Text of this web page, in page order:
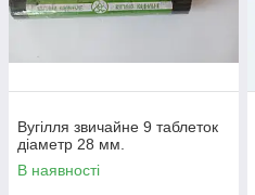
Вугілля звичайне 9 таблеток
діаметр 28 мм.
В наявності